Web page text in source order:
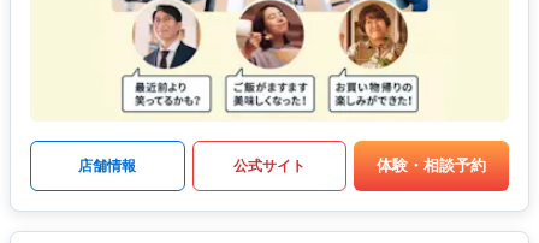
店舗情報 公式サイト 体験・相談予約